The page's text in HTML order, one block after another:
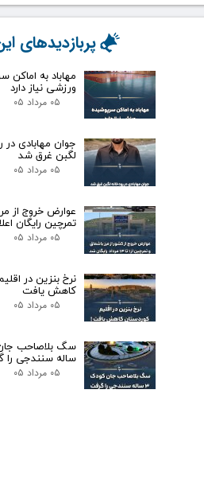
مهاباد به اماکن
ورزشی نیاز دارد
۰۵ مرداد ۰۵
جوان مهابادی در
لگبن غرق شد
۰۵ مرداد ۰۵
عوارض خروج از
تمرچین رایگان
۰۵ مرداد ۰۵
نرخ بنزین در
کاهش یافت
۰۵ مرداد ۰۵
ساله سنندجی را
۰۵ مرداد ۰۵
پربازدیدهای